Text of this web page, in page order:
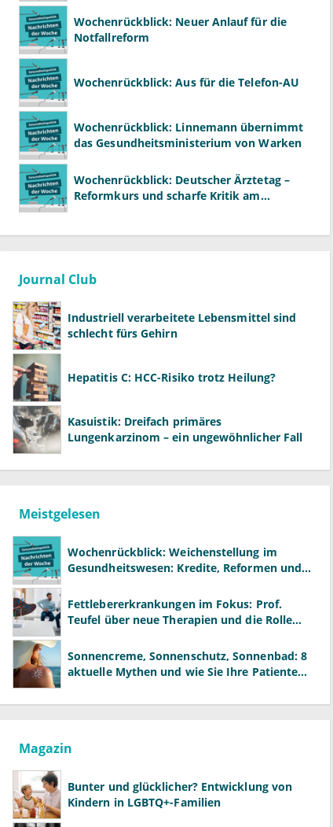
Wochenrückblick: Neuer Anlauf für die
Notfallreform
Wochenrückblick: Aus für die Telefon-AU
Wochenrückblick: Linnemann übernimmt
das Gesundheitsministerium von Warken
Wochenrückblick: Deutscher Ärztetag –
Reformkurs und scharfe Kritik am
Journal Club
Industriell verarbeitete Lebensmittel sind
schlecht fürs Gehirn
Hepatitis C: HCC-Risiko trotz Heilung?
Kasuistik: Dreifach primäres
Lungenkarzinom – ein ungewöhnlicher Fall
Meistgelesen
Wochenrückblick: Weichenstellung im
Gesundheitswesen: Kredite, Reformen und
Fettlebererkrankungen im Fokus: Prof.
Teufel über neue Therapien und die Rolle
Sonnencreme, Sonnenschutz, Sonnenbad: 8
aktuelle Mythen und wie Sie Ihre Patienten
Magazin
Bunter und glücklicher? Entwicklung von
Kindern in LGBTQ+-Familien